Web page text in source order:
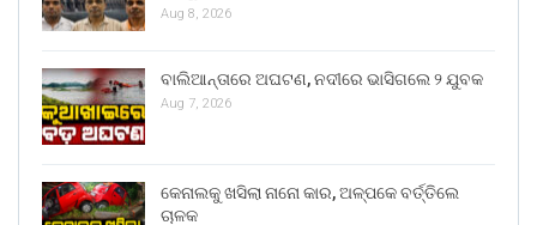
Aug 8, 2026
ବାଲିଆନ୍ତାରେ ଅଘଟଣ, ନଦୀରେ ଭାସିଗଲେ ୨ ଯୁବକ
Aug 7, 2026
କେନାଲକୁ ଖସିଲା ନାନୋ କାର, ଅଳ୍ପକେ ବର୍ତ୍ତିଲେ
ଚାଳକ